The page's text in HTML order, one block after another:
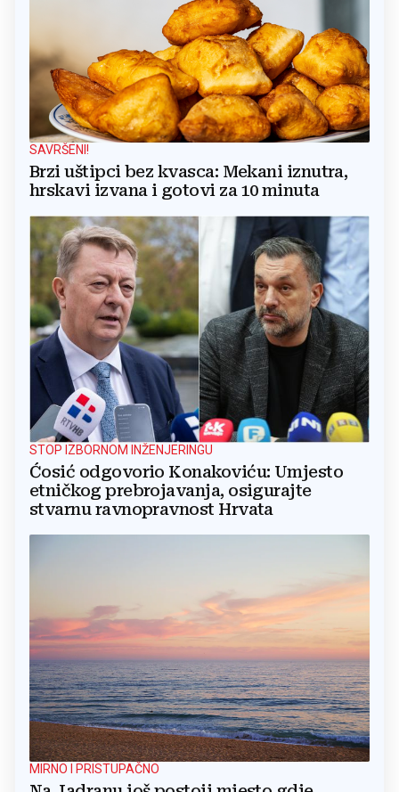
SAVRŠENI!
Brzi uštipci bez kvasca: Mekani iznutra,
hrskavi izvana i gotovi za 10 minuta
STOP IZBORNOM INŽENJERINGU
Ćosić odgovorio Konakoviću: Umjesto
etničkog prebrojavanja, osigurajte
stvarnu ravnopravnost Hrvata
MIRNO I PRISTUPAČNO